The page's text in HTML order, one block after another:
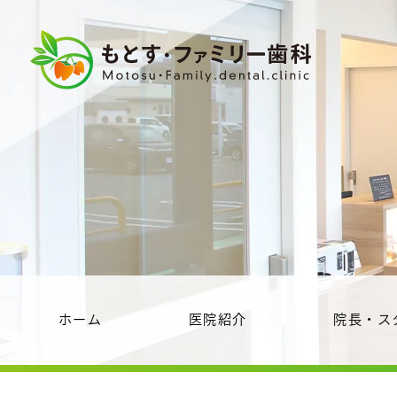
ホーム 医院紹介 院長・ス